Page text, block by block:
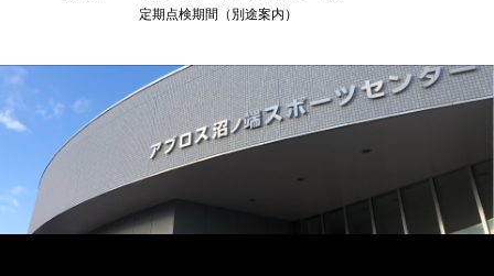
定期点検期間（別途案内）